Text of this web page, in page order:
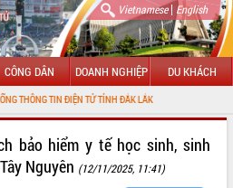
Vietnamese| English
CÔNG DÂN DOANH NGHIỆP DU KHÁCH
TIN ĐIỆN TỬ TỈNH ĐẮK LẮK
bảo hiểm y tế học sinh, sinh
Nguyên (12/11/2025, 11:41)